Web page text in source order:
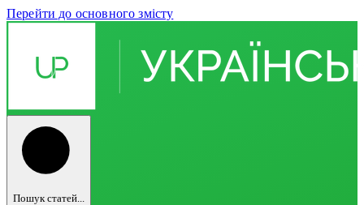
Перейти до основного змісту
Пошук статей...